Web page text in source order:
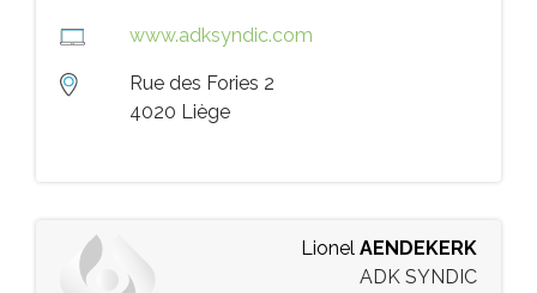
www.adksyndic.com
Rue des Fories 2
4020 Liège
Lionel AENDEKERK
ADK SYNDIC